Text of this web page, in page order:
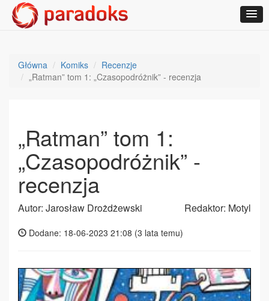
Główna Komiks
Recenzje
„Ratman” tom 1: „Czasopodróżnik” - recenzja
„Ratman” tom 1:
„Czasopodróżnik” -
recenzja
Autor: Jarosław Drożdżewski Redaktor: Motyl
Dodane: 18-06-2023 21:08 (3 lata temu)